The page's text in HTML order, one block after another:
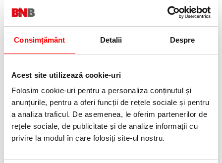
Consimțământ Detalii Despre
Acest site utilizează cookie-uri
Folosim cookie-uri pentru a personaliza conținutul și
anunțurile, pentru a oferi funcții de rețele sociale și pentru
a analiza traficul. De asemenea, le oferim partenerilor de
rețele sociale, de publicitate și de analize informații cu
privire la modul în care folosiți site-ul nostru.
Ceai bio din plante alcaline, 17
pliculete 35.7g, Yogi Tea
15,50 lei
(pret cu TVA)
Ceai bio Detoxifiant, 17
pliculete 30.6g, Yogi Tea
15,50 lei(pret cu TVA)